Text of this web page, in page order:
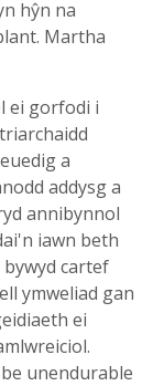
hŷn na
Martha
ei gorfodi i
a
addysg a
annibynnol
iawn beth
bywyd cartef
ymweliad gan
ei
unendurable